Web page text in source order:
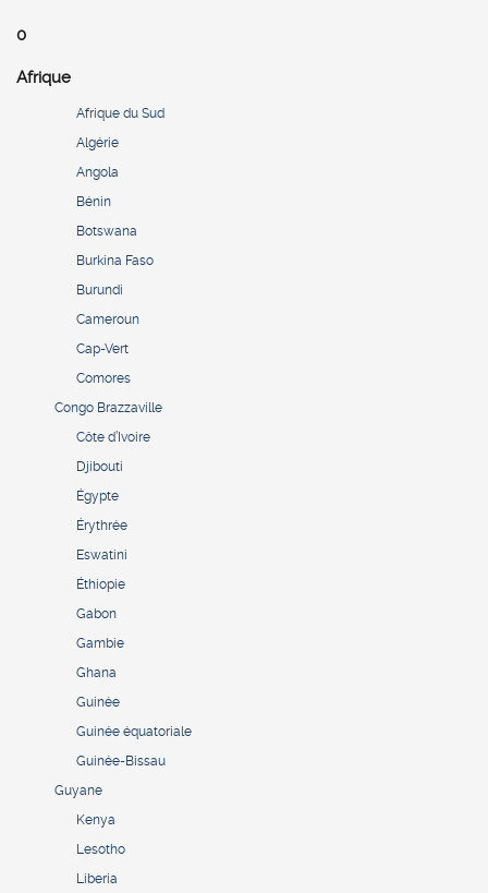
0
Afrique
Afrique du Sud
Algérie
Angola
Bénin
Botswana
Burkina Faso
Burundi
Cameroun
Cap-Vert
Comores
Congo Brazzaville
Côte d’Ivoire
Djibouti
Égypte
Érythrée
Eswatini
Éthiopie
Gabon
Gambie
Ghana
Guinée
Guinée équatoriale
Guinée-Bissau
Guyane
Kenya
Lesotho
Liberia